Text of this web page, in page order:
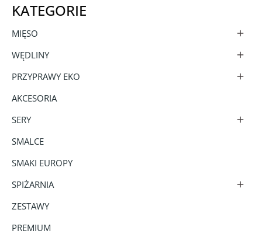
KATEGORIE
MIĘSO 
WĘDLINY 
PRZYPRAWY EKO 
AKCESORIA
SERY

SMALCE
SMAKI EUROPY
SPIŻARNIA

ZESTAWY
PREMIUM